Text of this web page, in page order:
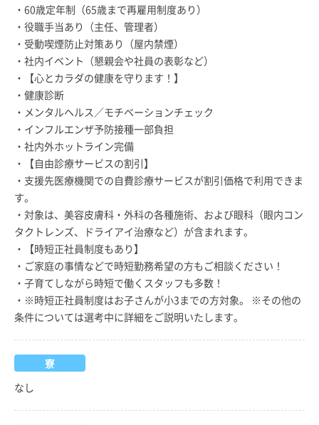
・60歳定年制（65歳まで再雇用制度あり）
・役職手当あり（主任、管理者）
・受動喫煙防止対策あり（屋内禁煙）
・社内イベント（懇親会や社員の表彰など）
・【心とカラダの健康を守ります！】
・健康診断
・メンタルヘルス／モチベーションチェック
・インフルエンザ予防接種一部負担
・社内外ホットライン完備
・【自由診療サービスの割引】
・支援先医療機関での自費診療サービスが割引価格で利用できま
す。
・対象は、美容皮膚科・外科の各種施術、および眼科（眼内コン
タクトレンズ、ドライアイ治療など）が含まれます。
・【時短正社員制度もあり】
・ご家庭の事情などで時短勤務希望の方もご相談ください！
・子育てしながら時短で働くスタッフも多数！
・※時短正社員制度はお子さんが小3までの方対象。 ※その他の
条件については選考中に詳細をご説明いたします。
寮
なし